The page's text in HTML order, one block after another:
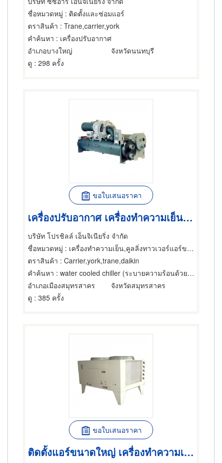
ชื่อหมวดหมู่ : ติดตั้งและซ่อมแอร์
ตราสินค้า : Trane,carrier,york
คำค้นหา : เครื่องปรับอากาศ
อำเภอบางใหญ่
จังหวัดนนทบุรี
ดู : 298 ครั้ง
ขอใบเสนอราคา
เครื่องปรับอากาศ เครื่องทำความเย็น วางระบบแอร์ ติดตั้งแอร์
บริษัท โปรชิลล์ เอ็นจิเนียริ่ง จำกัด
ชื่อหมวดหมู่ : เครื่องทำความเย็น,คูลลิ่งทาวเวอร์แอร์ขนาดใหญ่,แอร์ขนาดเล็กและชนิดแยกส่วน
ตราสินค้า : Carrier,york,trane,daikin
คำค้นหา : water cooled chiller (ระบายความร้อนด้วยน้ำ)
อำเภอเมืองสมุทรสาคร
จังหวัดสมุทรสาคร
ดู : 385 ครั้ง
ขอใบเสนอราคา
ติดตั้งแอร์ขนาดใหญ่ เครื่องทำความเย็น เครื่องปรับอากาศ แอร์